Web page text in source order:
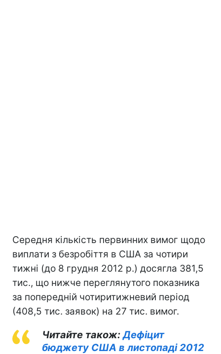
Середня кількість первинних вимог щодо
виплати з безробіття в США за чотири
тижні (до 8 грудня 2012 р.) досягла 381,5
тис., що нижче переглянутого показника
за попередній чотиритижневий період
(408,5 тис. заявок) на 27 тис. вимог.
Читайте також:Дефіцит
бюджету США в листопаді 2012